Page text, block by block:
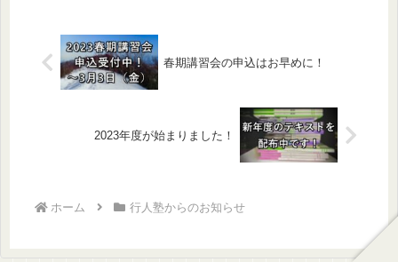
春期講習会の申込はお早めに！
2023年度が始まりました！
ホーム 行人塾からのお知らせ